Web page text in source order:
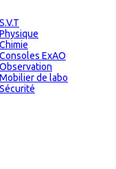
S.V.T
Physique
Chimie
Consoles ExAO
Observation
Mobilier de labo
Sécurité